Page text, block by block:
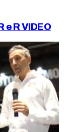
e R VIDEO